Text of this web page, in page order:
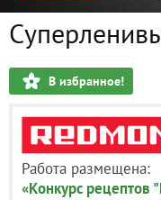
В избранное!
Работа размещена:
«Конкурс рецептов